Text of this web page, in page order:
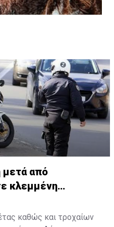
μετά από
κλεμμένη
καθώς και τροχαίων